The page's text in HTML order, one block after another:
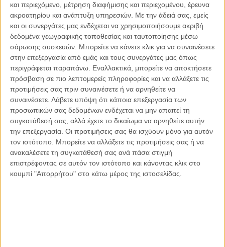
και περιεχόμενο, μέτρηση διαφήμισης και περιεχομένου, έρευνα
ακροατηρίου και ανάπτυξη υπηρεσιών. Με την άδειά σας, εμείς
και οι συνεργάτες μας ενδέχεται να χρησιμοποιήσουμε ακριβή
δεδομένα γεωγραφικής τοποθεσίας και ταυτοποίησης μέσω
σάρωσης συσκευών. Μπορείτε να κάνετε κλικ για να συναινέσετε
στην επεξεργασία από εμάς και τους συνεργάτες μας όπως
περιγράφεται παραπάνω. Εναλλακτικά, μπορείτε να αποκτήσετε
πρόσβαση σε πιο λεπτομερείς πληροφορίες και να αλλάξετε τις
προτιμήσεις σας πριν συναινέσετε ή να αρνηθείτε να
συναινέσετε. Λάβετε υπόψη ότι κάποια επεξεργασία των
προσωπικών σας δεδομένων ενδέχεται να μην απαιτεί τη
συγκατάθεσή σας, αλλά έχετε το δικαίωμα να αρνηθείτε αυτήν
την επεξεργασία. Οι προτιμήσεις σας θα ισχύουν μόνο για αυτόν
τον ιστότοπο. Μπορείτε να αλλάξετε τις προτιμήσεις σας ή να
ανακαλέσετε τη συγκατάθεσή σας ανά πάσα στιγμή
επιστρέφοντας σε αυτόν τον ιστότοπο και κάνοντας κλικ στο
κουμπί "Απορρήτου" στο κάτω μέρος της ιστοσελίδας.
γνωρίζουν την ορθή χρήση του αντηλιακού, δηλαδή την
εφαρμογή αντηλιακού 15-30 λεπτά πριν την έκθεση σε
υπεριώδη ηλιακή ακτινοβολία (UV) και την ωριαία
επαναληπτική χρήση του αντηλιακού ενώ βρίσκονται σε
εξωτερικό χώρο.
Όσον αφορά το Κακοήθες Μελάνωμα (ΚΜ) και τους
παράγοντες κινδύνου της νόσου, 8 στους 10 πολίτες
αναγνωρίζουν ότι το Κακοήθες Μελάνωμα (ΚΜ) είναι ο πιο
επικίνδυνος τύπος Καρκίνου του Δέρματος και μπορεί να
οδηγήσει ακόμα και σε θάνατο. Το ίδιο ποσοστό πολιτών
δήλωσε ότι γνωρίζει, ότι τα σοβαρά ηλιακά εγκαύματα κατά
την παιδική ηλικία και το οικογενειακό ιστορικό Κακοήθους
Μελανώματος (ΚΜ) αυξάνουν τον κίνδυνο εμφάνισης
Κακοήθους Μελανώματος (ΚΜ) κατά την ενήλικη ζωή.